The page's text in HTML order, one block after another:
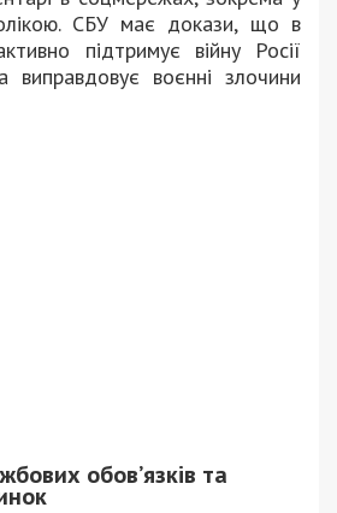
СБУ має докази, що в
підтримує війну Росії
виправдовує воєнні злочини
обов’язків та